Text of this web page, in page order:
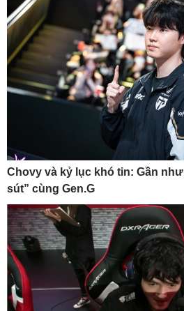
Chovy và kỷ lục khó tin: Gần
sút” cùng Gen.G